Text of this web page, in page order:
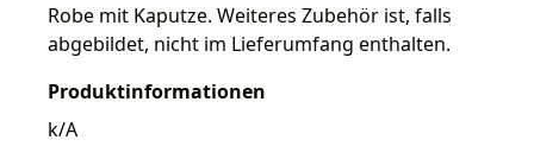
Robe mit Kaputze. Weiteres Zubehör ist, falls
abgebildet, nicht im Lieferumfang enthalten.
Produktinformationen
k/A